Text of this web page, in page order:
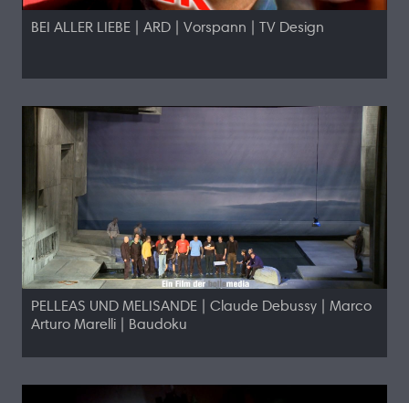
BEI ALLER LIEBE | ARD | Vorspann | TV Design
PELLEAS UND MELISANDE | Claude Debussy | Marco
Arturo Marelli | Baudoku